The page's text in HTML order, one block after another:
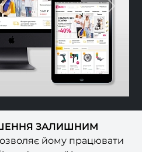
ЗАЛИШНИМ